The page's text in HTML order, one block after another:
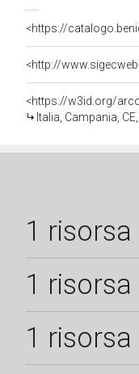
<https://
<https://w3id.org/
Italia, Campania,
1 risorsa
1 risorsa
1 risorsa